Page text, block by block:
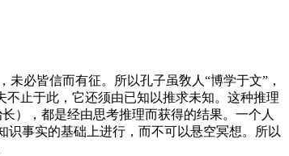
必皆信而有征。所以孔子虽敎人“博学于文”，
止于此，它还须由已知以推求未知。这种推理
），都是经由思考推理而获得的结果。一个人
事实的基础上进行，而不可以悬空冥想。所以